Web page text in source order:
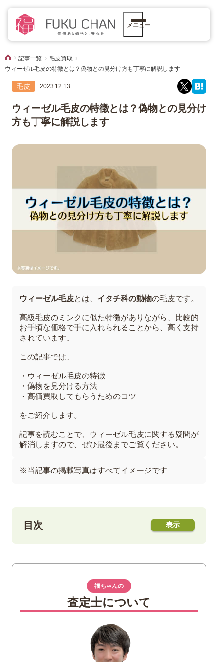
メニュー
記事一覧
毛皮買取
ウィーゼル毛皮の特徴とは？偽物との見分け方も丁寧に解説します
毛皮 2023.12.13
ウィーゼル毛皮の特徴とは？偽物との見分け
方も丁寧に解説します
ウィーゼル毛皮とは、 イタチ科の動物の毛皮です。
高級毛皮のミンクに似た特徴がありながら、比較的
お手頃な価格で手に入れられることから、高く支持
されています。
この記事では、
・ウィーゼル毛皮の特徴
・偽物を見分ける方法
・高価買取してもらうためのコツ
をご紹介します。
記事を読むことで、ウィーゼル毛皮に関する疑問が
解消しますので、ぜひ最後までご覧ください。
※当記事の掲載写真はすべてイメージです
目次
ウィーゼル毛皮の偽物を見分ける方法
綿毛の硬さ
福ちゃんでは毛皮を積極的にお買取
ウィーゼル毛皮を高価買取してもらうため
福ちゃんの
査定士について